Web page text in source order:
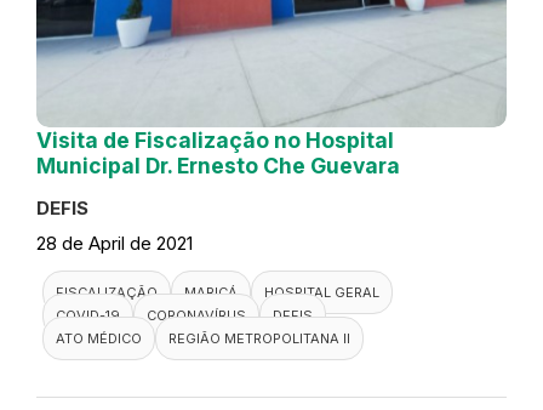
Visita de Fiscalização no Hospital
Municipal Dr. Ernesto Che Guevara
DEFIS
28 de April de 2021
FISCALIZAÇÃO MARICÁ
HOSPITAL GERAL
COVID-19
CORONAVÍRUS
DEFIS
ATO MÉDICO
REGIÃO METROPOLITANA II